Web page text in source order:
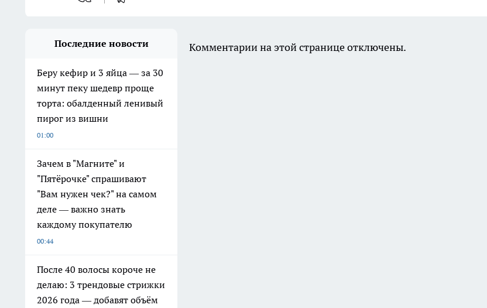
Последние новости
Беру кефир и 3 яйца — за 30
минут пеку шедевр проще
торта: обалденный ленивый
пирог из вишни
01:00
Зачем в "Магните" и
"Пятёрочке" спрашивают
"Вам нужен чек?" на самом
деле — важно знать
каждому покупателю
00:44
После 40 волосы короче не
делаю: 3 трендовые стрижки
2026 года — добавят объём
Комментарии на этой странице отключены.